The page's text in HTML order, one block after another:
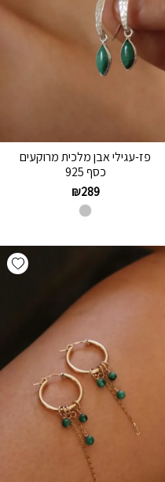
פז-עגילי אבן מלכית מרוקעים
כסף 925
₪289